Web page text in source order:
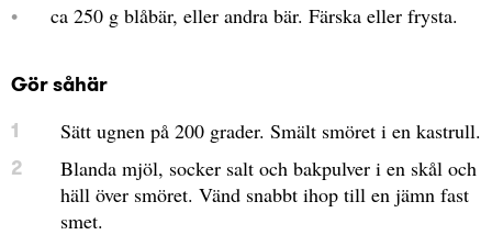
ca 250 g blåbär, eller andra bär. Färska eller frysta.
Gör såhär
Sätt ugnen på 200 grader. Smält smöret i en kastrull.
Blanda mjöl, socker salt och bakpulver i en skål och
häll över smöret. Vänd snabbt ihop till en jämn fast
smet.